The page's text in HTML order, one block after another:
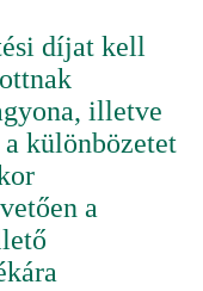
díjat kell
illetve
különbözetet
a